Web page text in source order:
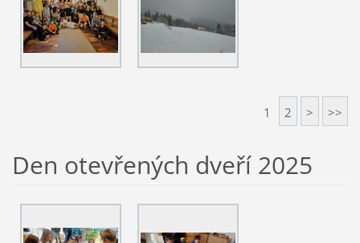
1 2 > >>
Den otevřených dveří 2025